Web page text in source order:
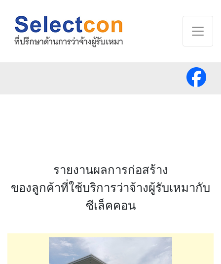
รายงานผลการก่อสร้าง
ของลูกค้าที่ใช้บริการว่าจ้างผู้รับเหมากับ
ซีเล็คคอน